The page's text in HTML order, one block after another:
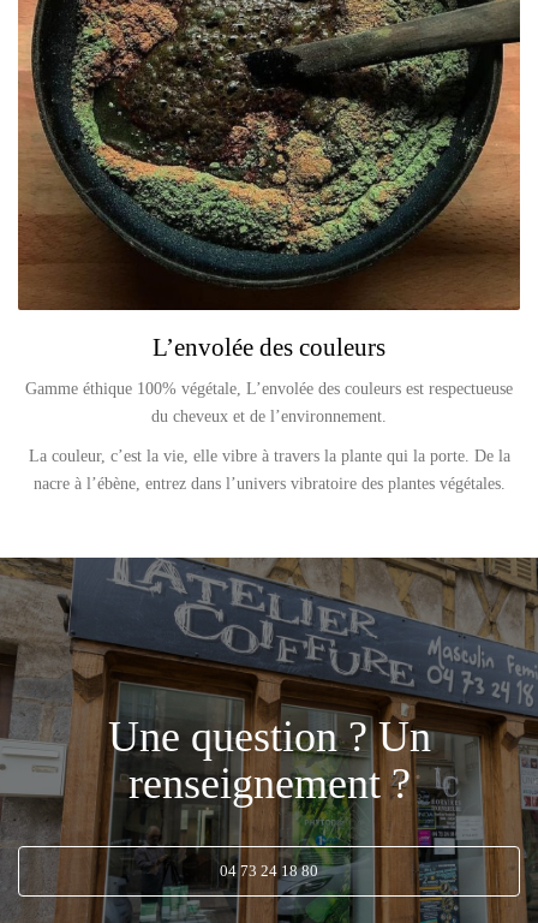
L’envolée des couleurs
Gamme éthique 100% végétale, L’envolée des couleurs est respectueuse
du cheveux et de l’environnement.
La couleur, c’est la vie, elle vibre à travers la plante qui la porte. De la
nacre à l’ébène, entrez dans l’univers vibratoire des plantes végétales.
Une question ? Un
renseignement ?
04 73 24 18 80